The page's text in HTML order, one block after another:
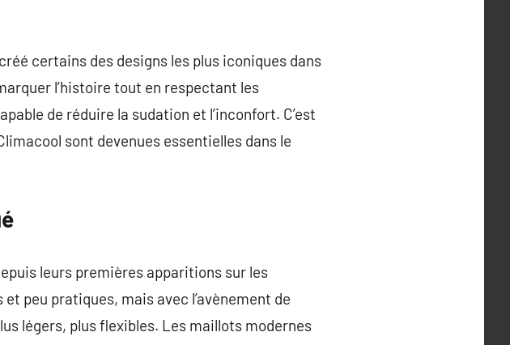
certains des designs les plus iconiques dans
l’histoire tout en respectant les
de réduire la sudation et l’inconfort. C’est
sont devenues essentielles dans le
leurs premières apparitions sur les
peu pratiques, mais avec l’avènement de
légers, plus flexibles. Les maillots modernes